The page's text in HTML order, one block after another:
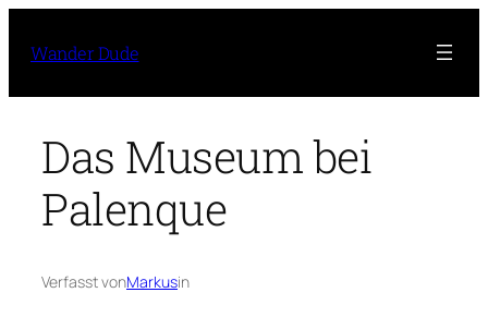
Inhalt
Wander Dude
Das Museum bei
Palenque
Verfasst vonMarkusin